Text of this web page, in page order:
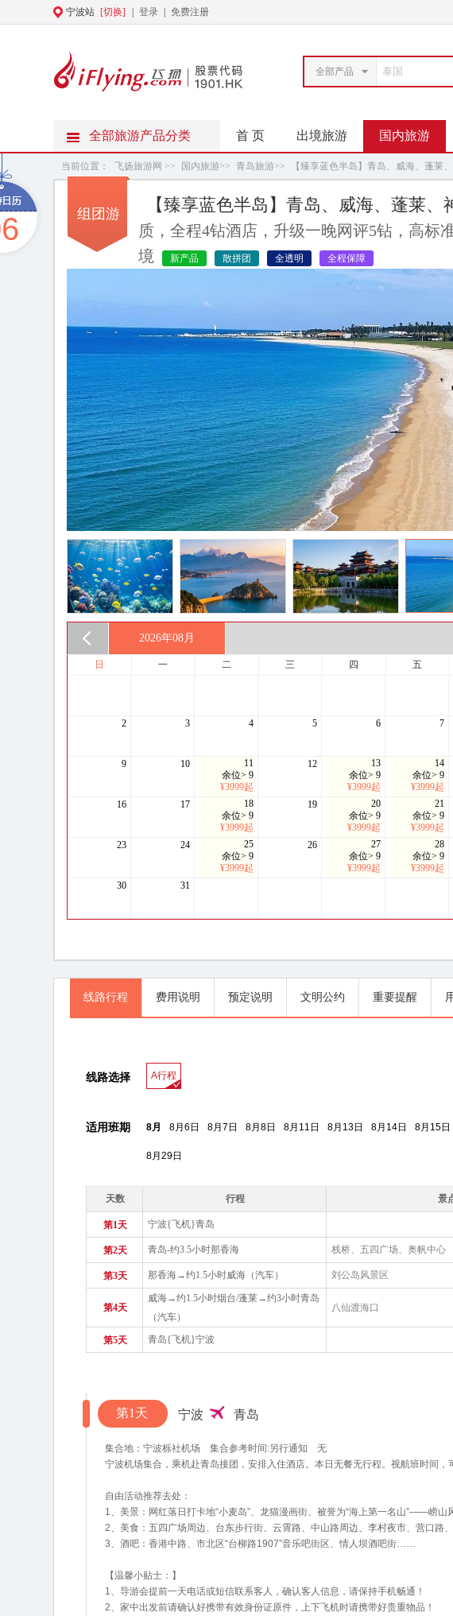
宁波站 [切换] 登录 免费注册
全部产品
全部旅游产品分类 首 页 出境旅游 国内旅游
当前位置： 飞扬旅游网 >> 国内旅游>> 青岛旅游>> 【臻享蓝色半岛】青岛、威海、蓬莱
组团游 【臻享蓝色半岛】青岛、威海、蓬莱
质，全程4钻酒店，升级一晚网评5钻，高标
境
新产品 散拼团 全透明 全程保障
2026年08月
日 一 二 三 四 五
2 3 4 5 6 7
9
10
11
余位> 9
¥3999起
12
13
余位> 9
¥3999起
14
余位> 9
¥3999起
16
17
18
余位> 9
¥3999起
19
20
余位> 9
¥3999起
21
余位> 9
¥3999起
23
24
25
余位> 9
¥3999起
26
27
余位> 9
¥3999起
28
余位> 9
¥3999起
30
31
线路行程 费用说明 预定说明 文明公约 重要提醒
线路行程
线路选择 A行程
适用班期 8月 8月6日 8月7日 8月8日 8月11日 8月13日 8月14日 8月15日
8月29日
天数 行程 景
第1天 宁波{飞机}青岛
第2天 青岛-约3.5小时那香海 栈桥、五四广场、奥帆中心
第3天 那香海→约1.5小时威海（汽车） 刘公岛风景区
第4天
威海→约1.5小时烟台/蓬莱→约3小时青岛
（汽车）
八仙渡海口
第5天 青岛{飞机}宁波
第1天 宁波 青岛
集合地：宁波栎社机场 集合参考时间:另行通知 无
宁波机场集合，乘机赴青岛接团，安排入住酒店。本日无餐无行程。视航班时间，
自由活动推荐去处：
1、美景：网红落日打卡地“小麦岛”、龙猫漫画街、被誉为“海上第一名山”——崂
2、美食：五四广场周边、台东步行街、云霄路、中山路周边、李村夜市、营口
3、酒吧：香港中路、市北区“台柳路1907”音乐吧街区、情人坝酒吧街……
【温馨小贴士：】
1、导游会提前一天电话或短信联系客人，确认客人信息，请保持手机畅通！
2、家中出发前请确认好携带有效身份证原件，上下飞机时请携带好贵重物品！